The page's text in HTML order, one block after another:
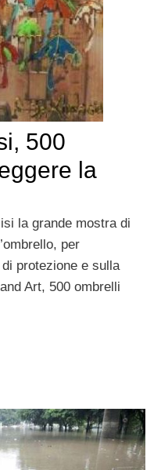
500
la
la grande mostra di
per
protezione e sulla
Art, 500 ombrelli